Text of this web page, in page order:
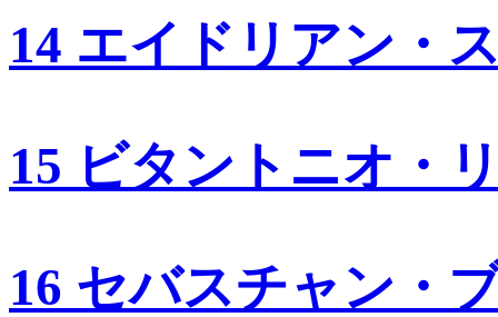
14 エイドリアン・
15 ビタントニオ・
16 セバスチャン・